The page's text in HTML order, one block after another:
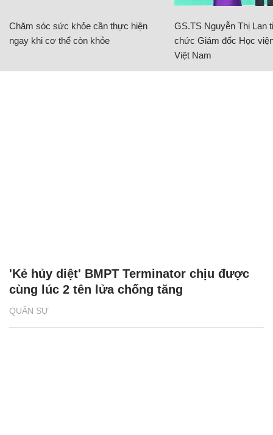
Chăm sóc sức khỏe cần thực hiện
ngay khi cơ thể còn khỏe
GS.TS Nguyễn Thị Lan
chức Giám đốc Học
Việt Nam
QUÂN SỰ
'Kẻ hủy diệt' BMPT Terminator chịu được
cùng lúc 2 tên lửa chống tăng